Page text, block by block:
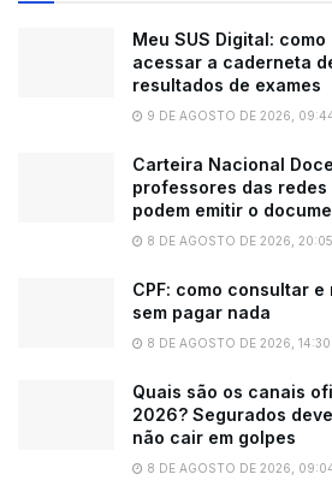
Meu SUS Digital:
acessar a caderneta
resultados de exames
9 DE AGOSTO DE 2026,
Carteira Nacional
professores das
podem emitir o
8 DE AGOSTO DE 2026,
CPF: como consultar
sem pagar nada
8 DE AGOSTO DE 2026,
Quais são os canais
2026? Segurados
não cair em golpes
8 DE AGOSTO DE 2026,